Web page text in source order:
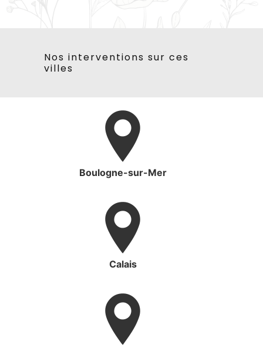
Nos interventions sur ces
villes
Boulogne-sur-Mer
Calais